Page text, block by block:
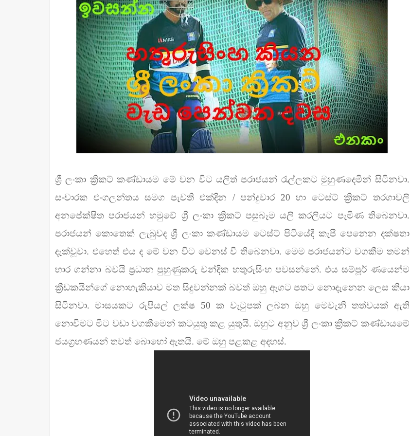
ශ්‍රී ලංකා ක්‍රිකට් කණ්ඩායම මේ වන විට යලිත් පරාජයන් රැල්ලකට මුහුණදෙමින් සිටිනවා.
සංචාරක එංගලන්තය සමග පැවති එක්දින / පන්දුවාර 20 හා ටෙස්ට් ක්‍රිකට් තරගාවලි
අනපේක්ෂිත පරාජයන් හමුවේ ශ්‍රී ලංකා ක්‍රිකට් පසුබෑම යලි කරලියට පැමිණ තිබෙනවා.
පරාජයන් කොතෙක් ලැබුවද ශ්‍රී ලංකා කණ්ඩායම ටෙස්ට් පිටියේදී කැපී පෙනෙන දක්ෂතා
දැක්වූවා. එහෙත් එය ද මේ වන විට වෙනස් වී තිබෙනවා. මෙම පරාජයන්ට වගකීම තමන්
භාර ගන්නා බවයි ප්‍රධාන පුහුණුකරු චන්දික හතුරුසිංහ පවසන්නේ. එය සම්පූර් ණයෙන්ම
ක්‍රීඩකයින්ගේ නොහැකියාව මත සිදුවන්නක් බවත් ඔහු ඇගට පතට නොදැනෙන ලෙස කියා
සිටිනවා. මාසයකට රුපියල් ලක්ෂ 50 ක වැටුපක් ලබන ඔහු මෙවැනි තත්වයක් ඇති
නොවීමට මීට වඩා වගකීමෙන් කටයුතු කළ යුතුයි. ඔහුට අනුව ශ්‍රී ලංකා ක්‍රිකට් කණ්ඩායමේ
ජයග්‍රහණයන් තවත් බොහෝ ඇතයි. මේ ඔහු පළකළ අදහස්.